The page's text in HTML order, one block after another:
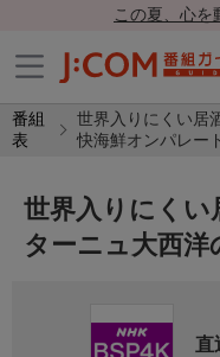
この夏、心を
番組
表
世界入りにくい居
快海鮮オンパレー
世界入りにくい
ターニュ大西洋
直